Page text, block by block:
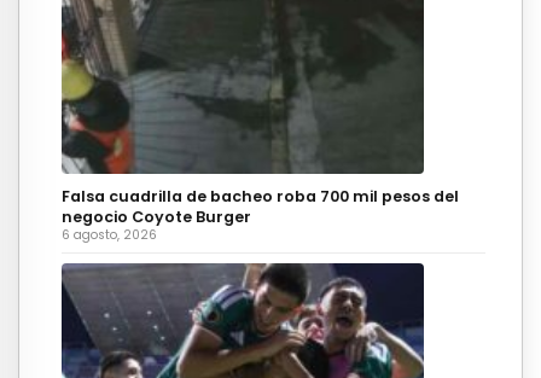
Falsa cuadrilla de bacheo roba 700 mil pesos del
negocio Coyote Burger
6 agosto, 2026